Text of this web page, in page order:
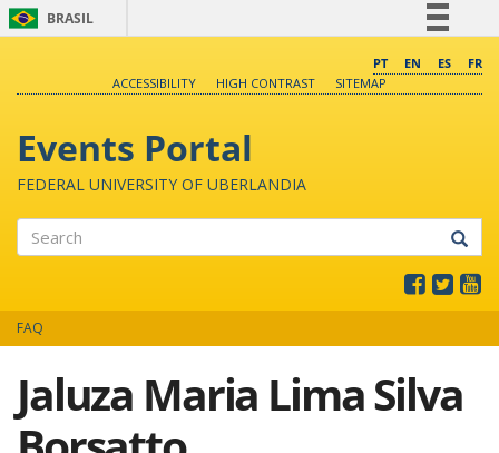
BRASIL
Comunica BR
Canais
PT EN ES
FR
ACCESSIBILITY
HIGH CONTRAST SITEMAP
Events Portal
FEDERAL UNIVERSITY OF UBERLANDIA
FAQ
Jaluza Maria Lima Silva